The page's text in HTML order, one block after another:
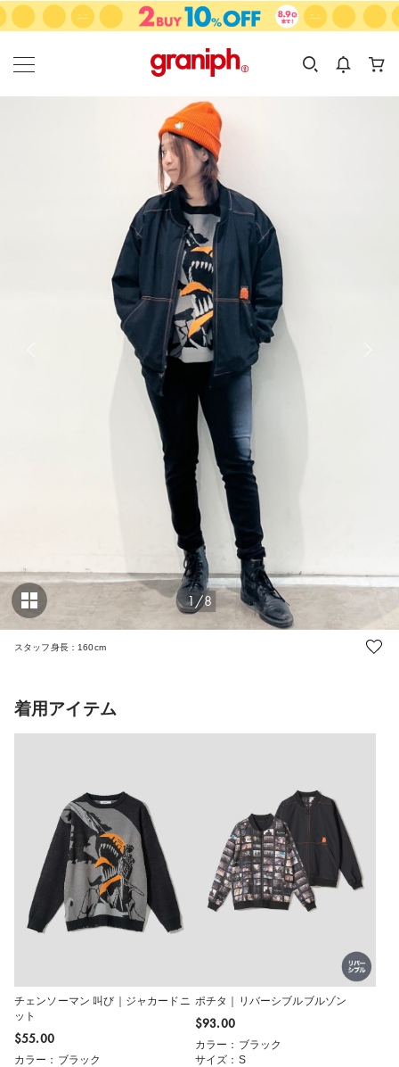
カテゴリーから探す
KIDS
カテゴリ
サイズ
1/8
スタッフ身長：160cm
着用アイテム
チェンソーマン 叫び｜ジャカードニ
ット
$‌55.00
カラー：ブラック
ポチタ｜リバーシブルブルゾン
$‌93.00
カラー：ブラック
サイズ：S